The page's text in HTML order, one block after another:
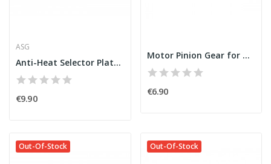
ASG
Anti-Heat Selector Plate for M4/M16 Series...
€9.90
Motor Pinion Gear for Marui Series [GUARDER]
€6.90
Out-Of-Stock Out-Of-Stock